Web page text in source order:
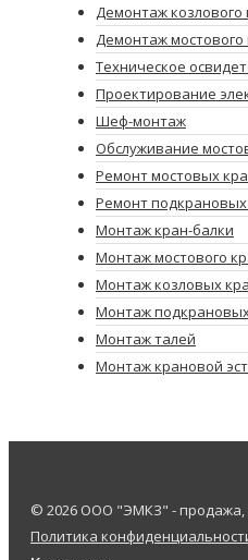
Демонтаж козлового
Демонтаж мостового
Техническое
Проектирование
Шеф-монтаж
Обслуживание
Ремонт мостовых
Ремонт подкрановых
Монтаж кран-балки
Монтаж мостового
Монтаж козловых
Монтаж
Монтаж талей
Монтаж крановой
© 2026 ООО "ЭМКЗ" - продажа,
Политика